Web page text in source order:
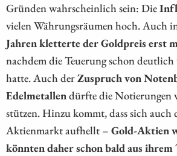
Gründen wahrscheinlich sein: Die
vielen Währungsräumen hoch. Auch
Jahren kletterte der Goldpreis erst
nachdem die Teuerung schon deutlich
hatte. Auch derZuspruch von
Edelmetallendürfte die Notierungen
stützen. Hinzu kommt, dass sich auch
Aktienmarkt aufhellt – Gold-Aktien
könnten daher schon bald aus